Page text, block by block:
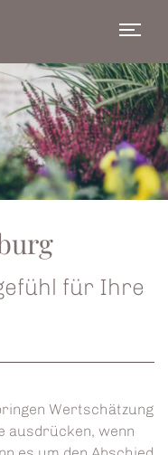
für Ihre
Wertschätzung
ausdrücken, wenn